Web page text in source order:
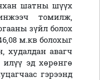
шатны шүүх
томилж,
зүйл болох
м.кв болохыг
худалдан авагч
илүү эд хөрөнгө
гэрээнд